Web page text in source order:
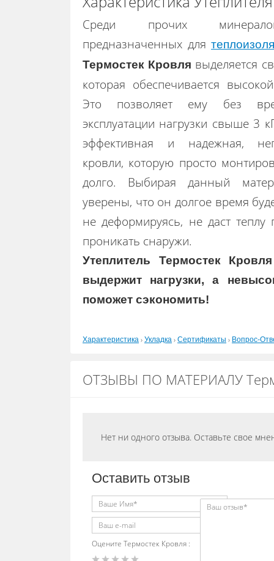
Среди прочих
предназначенных для
Термостек Кровля выделяется
которая обеспечивается
Это позволяет ему без
эксплуатации нагрузки свыше 3
эффективная и надежная,
кровли, которую просто
долго. Выбирая данный
уверены, что он долгое время
не деформируясь, не даст
проникать снаружи.
Утеплитель Термостек
выдержит нагрузки, а
поможет сэкономить!
Характеристика › Укладка › Сертификаты › Вопрос-
ОТЗЫВЫ ПО МАТЕРИАЛУ
Нет ни одного отзыва. Оставьте свое
Оставить отзыв
Оцените Термостек Кровля :